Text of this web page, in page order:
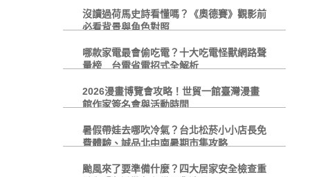
沒讀過荷馬史詩看懂嗎？《奧德賽》觀影前
必看背景與角色對照
哪款家電最會偷吃電？十大吃電怪獸網路聲
量榜 台電省電招式全解析
2026漫畫博覽會攻略！世貿一館臺灣漫畫
館作家簽名會與活動時間
暑假帶娃去哪吹冷氣？台北松菸小小店長免
費體驗、誠品北中南暑期市集攻略
颱風來了要準備什麼？四大居家安全檢查重